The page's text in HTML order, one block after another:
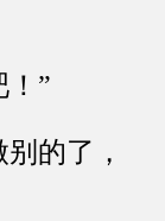
”
的了，